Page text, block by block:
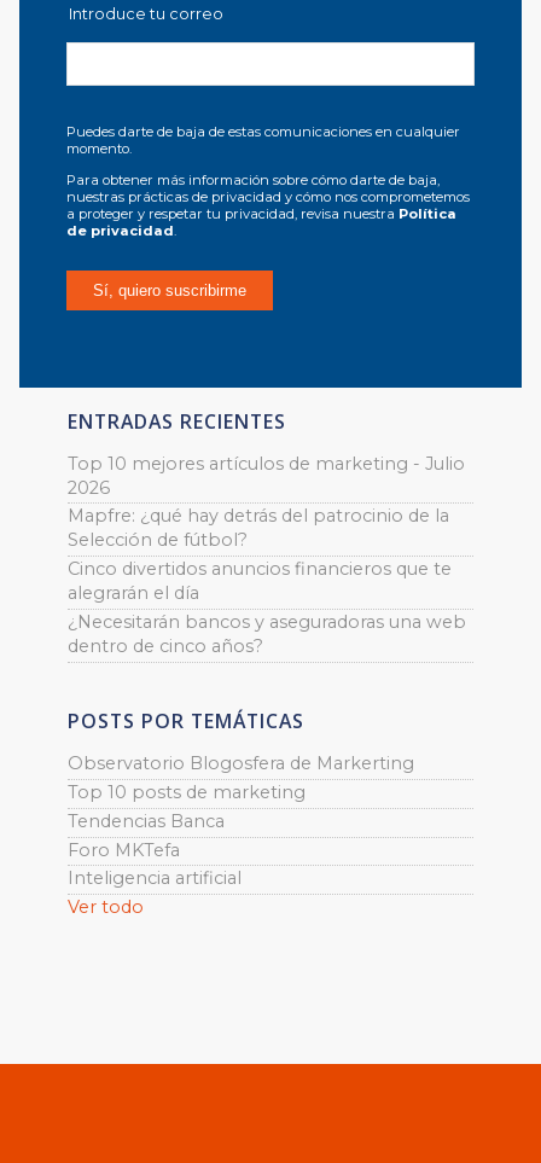
Introduce tu correo
Puedes darte de baja de estas comunicaciones en cualquier
momento.
Para obtener más información sobre cómo darte de baja,
nuestras prácticas de privacidad y cómo nos comprometemos
a proteger y respetar tu privacidad, revisa nuestra Política
de privacidad
ENTRADAS RECIENTES
Top 10 mejores artículos de marketing - Julio
2026
Mapfre: ¿qué hay detrás del patrocinio de la
Selección de fútbol?
Cinco divertidos anuncios financieros que te
alegrarán el día
¿Necesitarán bancos y aseguradoras una web
dentro de cinco años?
POSTS POR TEMÁTICAS
Observatorio Blogosfera de Markerting
Top 10 posts de marketing
Tendencias Banca
Foro MKTefa
Inteligencia artificial
Ver todo